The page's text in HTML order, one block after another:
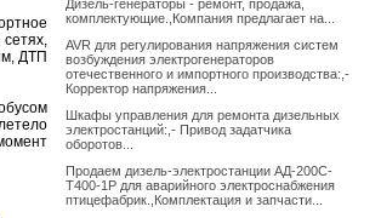
ДТП
Дизель-генераторы - ремонт, продажа,
комплектующие.,Компания предлагает на...
AVR для регулирования напряжения систем
возбуждения электрогенераторов
отечественного и импортного производства:,-
Корректор напряжения...
Шкафы управления для ремонта дизельных
электростанций:,- Привод задатчика
оборотов...
Продаем дизель-электростанции АД-200С-
Т400-1Р для аварийного электроснабжения
птицефабрик.,Комплектация и запчасти...